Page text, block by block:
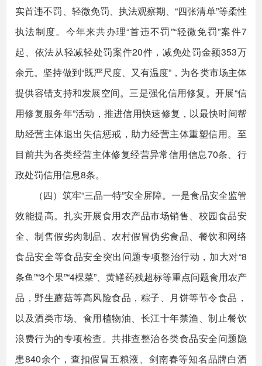
实首违不罚、轻微免罚、执法观察期、“四张清单”等柔性
执法制度。今年来共办理“首违不罚”“轻微免罚”案件7
起、依法从轻减轻处罚案件20件，减免处罚金额353万
余元。坚持做到“既严尺度、又有温度”，为各类市场主体
提供容错支持和发展空间。三是强化信用修复。开展“信
用修复服务年”活动，推进信用快速修复，以最快时间帮
助经营主体退出失信惩戒，助力经营主体重塑信用。至
目前共为各类经营主体修复经营异常信用信息70条、行
政处罚信用信息8条。
（四）筑牢“三品一特”安全屏障。一是食品安全监管
效能提高。扎实开展食用农产品市场销售、校园食品安
全、制售假劣肉制品、农村假冒伪劣食品、餐饮和网络
食品安全等食品安全突出问题专项整治行动，加大对“8
条鱼”“3个果”“4棵菜”、黄鳝药残超标等重点问题食用农产
品，野生蘑菇等高风险食品，粽子、月饼等节令食品，
以及酒类市场、食用植物油、长江十年禁渔、制止餐饮
浪费行为的专项检查。共排查整治各类食品安全问题隐
患840余个，查扣假冒五粮液、剑南春等知名品牌白酒